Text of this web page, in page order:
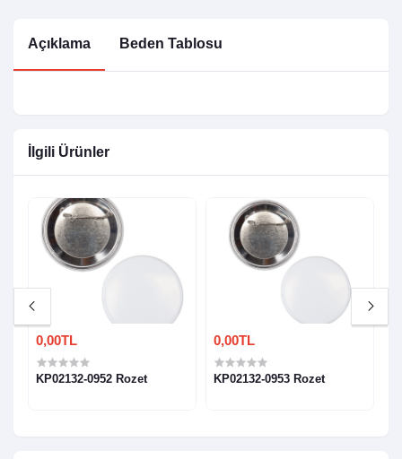
Açıklama Beden Tablosu
İlgili Ürünler
0,00TL
KP02132-0952 Rozet
0,00TL
KP02132-0953 Rozet